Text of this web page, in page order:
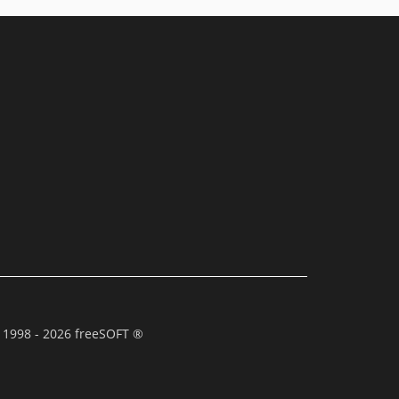
- 2026 freeSOFT ®